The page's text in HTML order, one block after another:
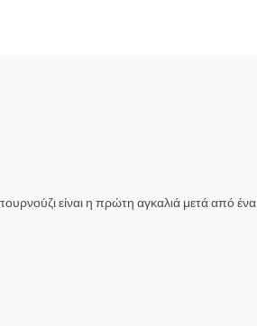
είναι η πρώτη αγκαλιά μετά από ένα